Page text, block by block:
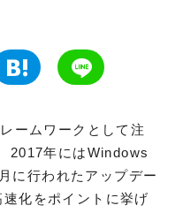
ームワークとして注
2017年にはWindows
に行われたアップデー
化をポイントに挙げ